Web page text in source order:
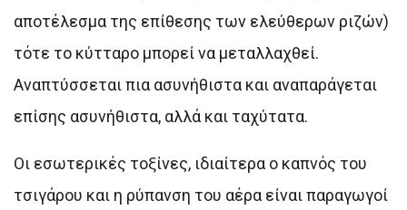
αποτέλεσμα της επίθεσης των ελεύθερων ριζών)
τότε το κύτταρο μπορεί να μεταλλαχθεί.
Αναπτύσσεται πια ασυνήθιστα και αναπαράγεται
επίσης ασυνήθιστα, αλλά και ταχύτατα.
Οι εσωτερικές τοξίνες, ιδιαίτερα ο καπνός του
τσιγάρου και η ρύπανση του αέρα είναι παραγωγοί